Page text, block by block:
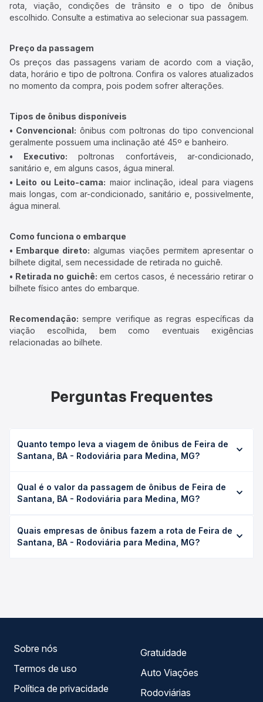
rota, viação, condições de trânsito e o tipo de ônibus
escolhido. Consulte a estimativa ao selecionar sua passagem.
Preço da passagem
Os preços das passagens variam de acordo com a viação,
data, horário e tipo de poltrona. Confira os valores atualizados
no momento da compra, pois podem sofrer alterações.
Tipos de ônibus disponíveis
• Convencional: ônibus com poltronas do tipo convencional
geralmente possuem uma inclinação até 45º e banheiro.
• Executivo: poltronas confortáveis, ar-condicionado,
sanitário e, em alguns casos, água mineral.
• Leito ou Leito-cama: maior inclinação, ideal para viagens
mais longas, com ar-condicionado, sanitário e, possivelmente,
água mineral.
Como funciona o embarque
• Embarque direto: algumas viações permitem apresentar o
bilhete digital, sem necessidade de retirada no guichê.
• Retirada no guichê: em certos casos, é necessário retirar o
bilhete físico antes do embarque.
Recomendação: sempre verifique as regras específicas da
viação escolhida, bem como eventuais exigências
relacionadas ao bilhete.
Perguntas Frequentes
Quanto tempo leva a viagem de ônibus de Feira de
Santana, BA - Rodoviária para Medina, MG?
para Medina, MG leva em média 11h 37min, podendo variar
conforme a viação, o tipo de serviço (convencional,
duração exata de cada opção na data desejada.
Qual é o valor da passagem de ônibus de Feira de
Santana, BA - Rodoviária para Medina, MG?
- Rodoviária para Medina, MG custa em média R$ 178,58 e
varia conforme a data da viagem, a empresa, o tipo de
Quais empresas de ônibus fazem a rota de Feira de
Santana, BA - Rodoviária para Medina, MG?
Sobre nós
Termos de uso
Política de privacidade
Gratuidade
Auto Viações
Rodoviárias